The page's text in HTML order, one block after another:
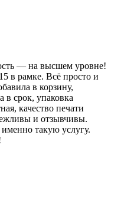
— на высшем уровне!
в рамке. Всё просто и
в корзину,
в срок, упаковка
качество печати
и отзывчивы.
такую услугу.